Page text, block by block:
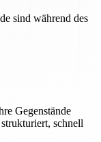
sind während des
Gegenstände
schnell